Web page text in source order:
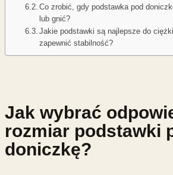
Co zrobić, gdy podstawka pod
lub gnić?
Jakie podstawki są najlepsze do
zapewnić stabilność?
Jak wybrać
rozmiar podstawki
doniczkę?